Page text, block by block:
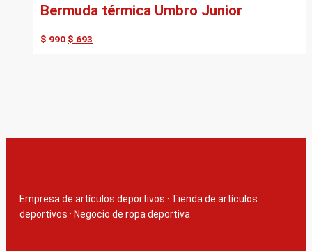
Bermuda térmica Umbro Junior
$990 $ 693
Empresa de artículos deportivos · Tienda de artículos
deportivos · Negocio de ropa deportiva